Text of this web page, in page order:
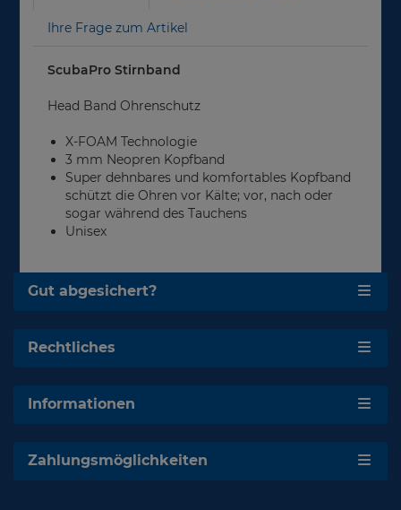
Ihre Frage zum Artikel
ScubaPro Stirnband
Head Band Ohrenschutz
X-FOAM Technologie
3 mm Neopren Kopfband
Super dehnbares und komfortables Kopfband
schützt die Ohren vor Kälte; vor, nach oder
sogar während des Tauchens
Unisex
Gut abgesichert?
Rechtliches
Informationen
Zahlungsmöglichkeiten